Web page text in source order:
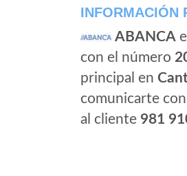
INFORMACIÓN
ABANCA
con el número
principal en
comunicarte
al cliente 981